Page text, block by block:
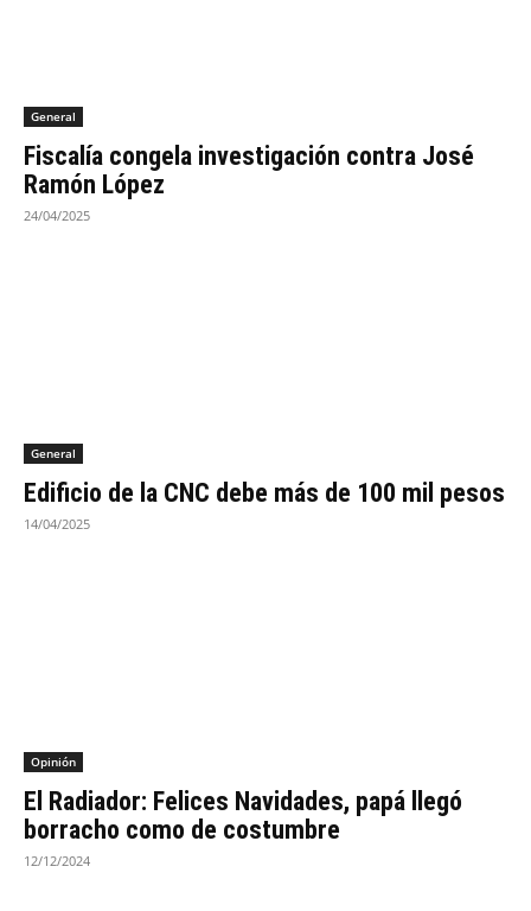
General
Fiscalía congela investigación contra José
Ramón López
24/04/2025
General
Edificio de la CNC debe más de 100 mil pesos
14/04/2025
Opinión
El Radiador: Felices Navidades, papá llegó
borracho como de costumbre
12/12/2024